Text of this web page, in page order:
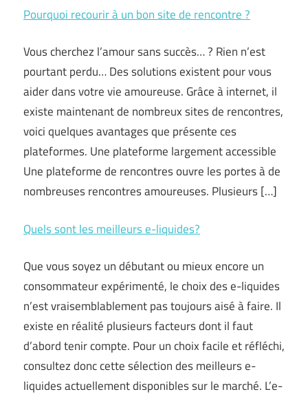
Pourquoi recourir à un bon site de rencontre ?
Vous cherchez l’amour sans succès… ? Rien n’est
pourtant perdu… Des solutions existent pour vous
aider dans votre vie amoureuse. Grâce à internet, il
existe maintenant de nombreux sites de rencontres,
voici quelques avantages que présente ces
plateformes. Une plateforme largement accessible
Une plateforme de rencontres ouvre les portes à de
nombreuses rencontres amoureuses. Plusieurs […]
Quels sont les meilleurs e-liquides?
Que vous soyez un débutant ou mieux encore un
consommateur expérimenté, le choix des e-liquides
n’est vraisemblablement pas toujours aisé à faire. Il
existe en réalité plusieurs facteurs dont il faut
d’abord tenir compte. Pour un choix facile et réfléchi,
consultez donc cette sélection des meilleurs e-
liquides actuellement disponibles sur le marché. L’e-